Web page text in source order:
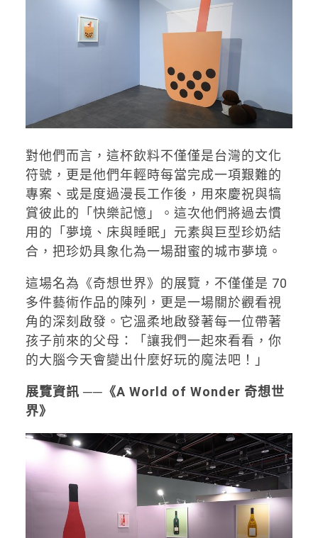
對他們而言，這杯飲料不僅僅是台灣的文化
符號，更是他們年輕時每當完成一項艱難的
專案、或是度過漫長工作後，用來慶祝與犒
賞彼此的「快樂記憶」。這次他們將過去慣
用的「夢境、床與睡眠」元素與巨型珍奶結
合，把珍奶具象化為一場甜蜜的城市夢境。
這場名為《奇想世界》的展覽，不僅僅是 70
多件藝術作品的陳列，更是一場關於觀看視
角的深刻啟發。它溫柔地啟發著每一位帶著
孩子前來的父母：「讓我們一起來看看，你
的大腦今天會變出什麼好玩的魔法吧！」
展覽資訊 ──《A World of Wonder 奇想世
界》